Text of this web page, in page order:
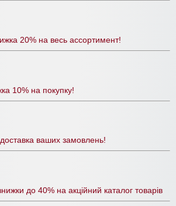
20% на весь ассортимент!
10% на покупку!
ваших замовлень!
до 40% на акційний каталог товарів